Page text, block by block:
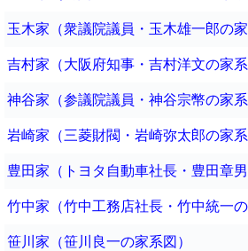
玉木家（衆議院議員・玉木雄一郎の家
吉村家（大阪府知事・吉村洋文の家系
神谷家（参議院議員・神谷宗幣の家系
岩崎家（三菱財閥・岩崎弥太郎の家系
豊田家（トヨタ自動車社長・豊田章男
竹中家（竹中工務店社長・竹中統一の
笹川家（笹川良一の家系図）